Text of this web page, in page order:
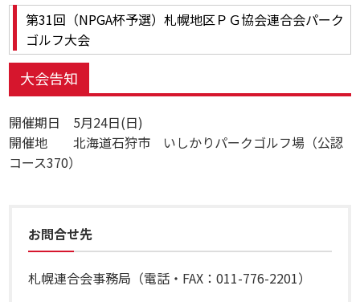
第31回（NPGA杯予選）札幌地区ＰＧ協会連合会パーク
ゴルフ大会
大会告知
開催期日 5月24日(日)
開催地 北海道石狩市 いしかりパークゴルフ場（公認
コース370）
お問合せ先
札幌連合会事務局（電話・FAX：011-776-2201）